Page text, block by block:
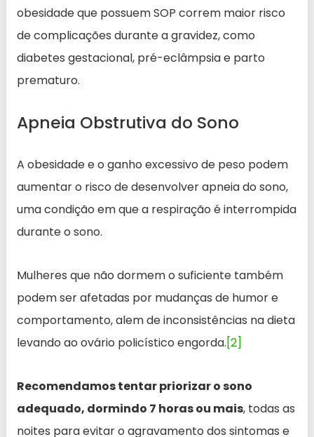
obesidade que possuem SOP correm maior risco
de complicações durante a gravidez, como
diabetes gestacional, pré-eclâmpsia e parto
prematuro.
Apneia Obstrutiva do Sono
A obesidade e o ganho excessivo de peso podem
aumentar o risco de desenvolver apneia do sono,
uma condição em que a respiração é interrompida
durante o sono.
Mulheres que não dormem o suficiente também
podem ser afetadas por mudanças de humor e
comportamento, alem de inconsistências na dieta
levando ao ovário policístico engorda.[2]
Recomendamos tentar priorizar o sono
adequado, dormindo 7 horas ou mais, todas as
noites para evitar o agravamento dos sintomas e